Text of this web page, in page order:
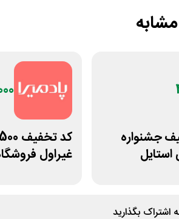
جشنواره
غیراول
اشتراک بگذارید